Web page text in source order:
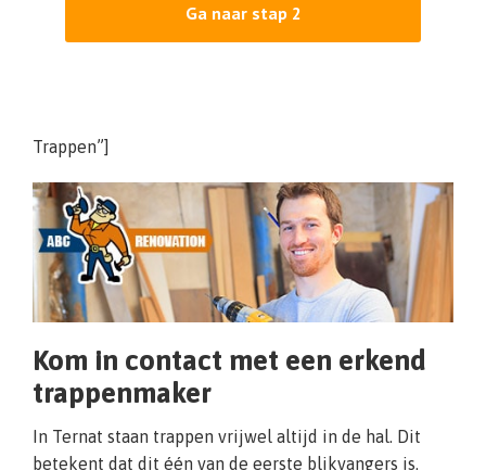
Ga naar stap 2
Trappen”]
Kom in contact met een erkend
trappenmaker
In Ternat staan trappen vrijwel altijd in de hal. Dit
betekent dat dit één van de eerste blikvangers is.